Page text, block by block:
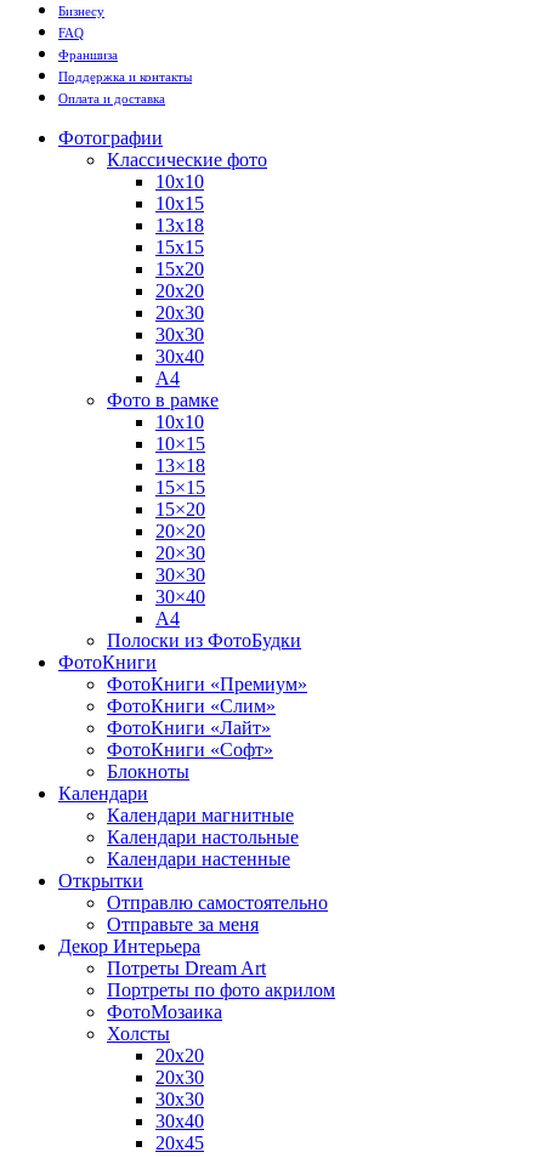
Бизнесу
FAQ
Франшиза
Поддержка и контакты
Оплата и доставка
Фотографии
Классические фото
10х10
10х15
13х18
15х15
15х20
20х20
20х30
30х30
30х40
А4
Фото в рамке
10х10
10×15
13×18
15×15
15×20
20×20
20×30
30×30
30×40
A4
Полоски из ФотоБудки
ФотоКниги
ФотоКниги «Премиум»
ФотоКниги «Слим»
ФотоКниги «Лайт»
ФотоКниги «Софт»
Блокноты
Календари
Календари магнитные
Календари настольные
Календари настенные
Открытки
Отправлю самостоятельно
Отправьте за меня
Декор Интерьера
Потреты Dream Art
Портреты по фото акрилом
ФотоМозаика
Холсты
20х20
20х30
30х30
30х40
20х45